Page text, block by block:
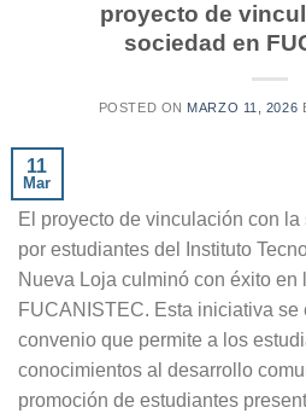
proyecto de
sociedad en
POSTED ON MARZO 11, 2026
11
Mar
El proyecto de vinculación con
por estudiantes del Instituto
Nueva Loja culminó con éxito en
FUCANISTEC. Esta iniciativa se
convenio que permite a los
conocimientos al desarrollo
promoción de estudiantes